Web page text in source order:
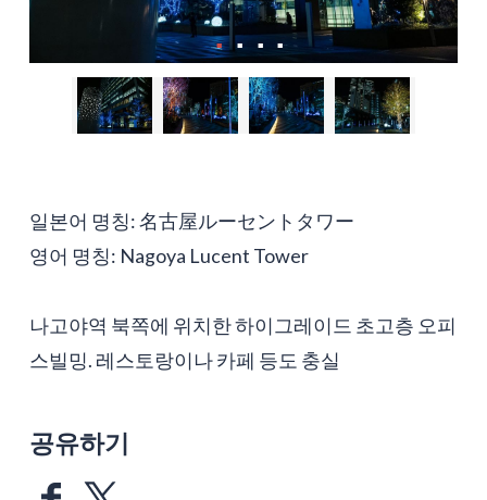
일본어 명칭: 名古屋ルーセントタワー
영어 명칭: Nagoya Lucent Tower
나고야역 북쪽에 위치한 하이그레이드 초고층 오피
스빌밍. 레스토랑이나 카페 등도 충실
공유하기